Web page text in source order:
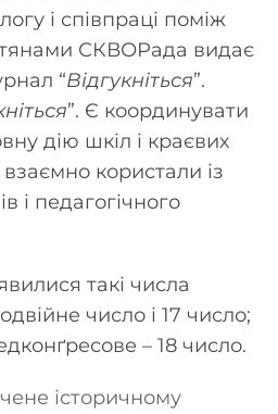
і співпраці поміж
СКВОРада видає
“Відгукніться”.
”. Є координувати
дію шкіл і краєвих
користали із
і педагогічного
такі числа
число і 17 число;
– 18 число.
історичному